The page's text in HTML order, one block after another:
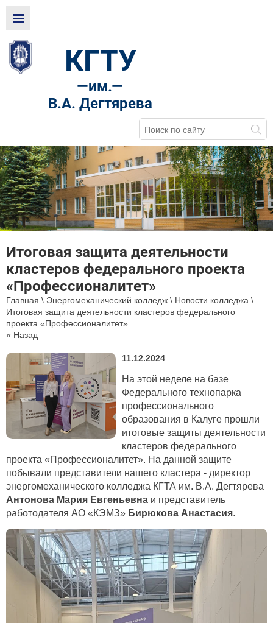
КГТУ
—им.—
В.А. Дегтярева
Итоговая защита деятельности
кластеров федерального проекта
«Профессионалитет»
Главная \ Энергомеханический колледж \ Новости колледжа \
Итоговая защита деятельности кластеров федерального
проекта «Профессионалитет»
« Назад
11.12.2024
На этой неделе на базе
Федерального технопарка
профессионального
образования в Калуге прошли
итоговые защиты деятельности
кластеров федерального
проекта «Профессионалитет». На данной защите
побывали представители нашего кластера - директор
энергомеханического колледжа КГТА им. В.А. Дегтярева
Антонова Мария Евгеньевна и представитель
работодателя АО «КЭМЗ» Бирюкова Анастасия.